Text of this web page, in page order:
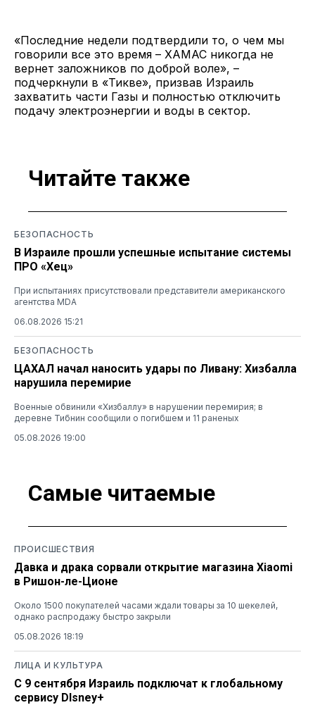
«Последние недели подтвердили то, о чем мы
говорили все это время – ХАМАС никогда не
вернет заложников по доброй воле», –
подчеркнули в «Тикве», призвав Израиль
захватить части Газы и полностью отключить
подачу электроэнергии и воды в сектор.
Читайте также
БЕЗОПАСНОСТЬ
В Израиле прошли успешные испытание системы
ПРО «Хец»
При испытаниях присутствовали представители американского
агентства MDA
06.08.2026 15:21
БЕЗОПАСНОСТЬ
ЦАХАЛ начал наносить удары по Ливану: Хизбалла
нарушила перемирие
Военные обвинили «Хизбаллу» в нарушении перемирия; в
деревне Тибнин сообщили о погибшем и 11 раненых
05.08.2026 19:00
Самые читаемые
ПРОИСШЕСТВИЯ
Давка и драка сорвали открытие магазина Xiaomi
в Ришон-ле-Ционе
Около 1500 покупателей часами ждали товары за 10 шекелей,
однако распродажу быстро закрыли
05.08.2026 18:19
ЛИЦА И КУЛЬТУРА
С 9 сентября Израиль подключат к глобальному
сервису DIsney+